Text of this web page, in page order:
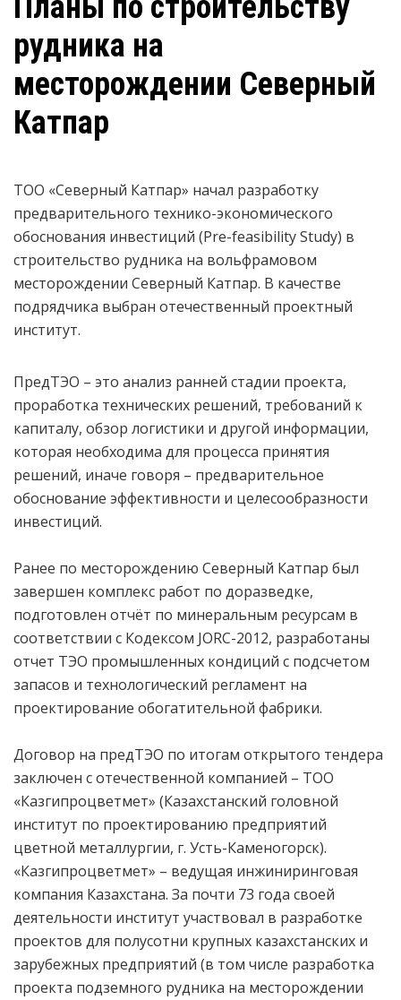
рудника на
месторождении Северный
Катпар
ТОО «Северный Катпар» начал разработку
предварительного технико-экономического
обоснования инвестиций (Pre-feasibility Study) в
строительство рудника на вольфрамовом
месторождении Северный Катпар. В качестве
подрядчика выбран отечественный проектный
институт.
ПредТЭО – это анализ ранней стадии проекта,
проработка технических решений, требований к
капиталу, обзор логистики и другой информации,
которая необходима для процесса принятия
решений, иначе говоря – предварительное
обоснование эффективности и целесообразности
инвестиций.
Ранее по месторождению Северный Катпар был
завершен комплекс работ по доразведке,
подготовлен отчёт по минеральным ресурсам в
соответствии с Кодексом JORC-2012, разработаны
отчет ТЭО промышленных кондиций с подсчетом
запасов и технологический регламент на
проектирование обогатительной фабрики.
Договор на предТЭО по итогам открытого тендера
заключен с отечественной компанией – ТОО
«Казгипроцветмет» (Казахстанский головной
институт по проектированию предприятий
цветной металлургии, г. Усть-Каменогорск).
«Казгипроцветмет» – ведущая инжиниринговая
компания Казахстана. За почти 73 года своей
деятельности институт участвовал в разработке
проектов для полусотни крупных казахстанских и
зарубежных предприятий (в том числе разработка
проекта подземного рудника на месторождении